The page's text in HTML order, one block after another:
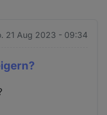
21 Aug 2023 - 09:34